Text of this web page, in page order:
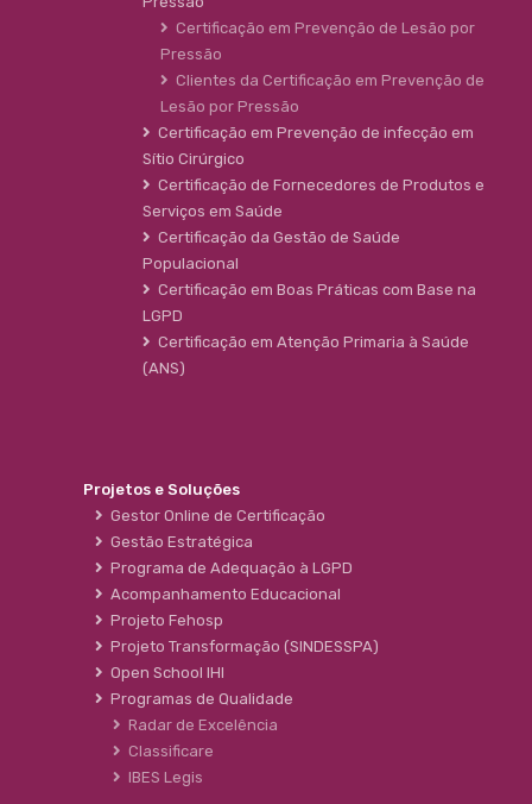
Certificação em Prevenção de Lesão por
Pressão
Clientes da Certificação em Prevenção de
Lesão por Pressão
Certificação em Prevenção de infecção em
Sítio Cirúrgico
Certificação de Fornecedores de Produtos e
Serviços em Saúde
Certificação da Gestão de Saúde
Populacional
Certificação em Boas Práticas com Base na
LGPD
Certificação em Atenção Primaria à Saúde
(ANS)
Projetos e Soluções
Gestor Online de Certificação
Gestão Estratégica
Programa de Adequação à LGPD
Acompanhamento Educacional
Projeto Fehosp
Projeto Transformação (SINDESSPA)
Open School IHI
Programas de Qualidade
Radar de Excelência
Classificare
IBES Legis